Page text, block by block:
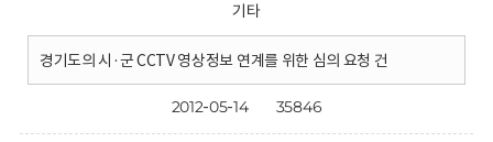
기타
경기도의 시·군 CCTV 영상정보 연계를 위한 심의 요청 건
2012-05-14 35846